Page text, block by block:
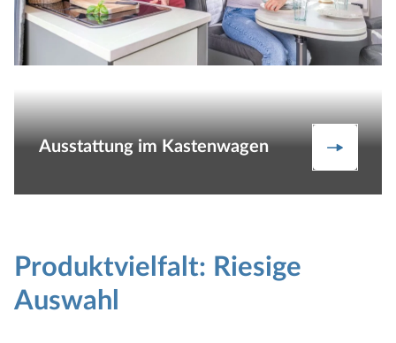
Ausstattung im Kastenwagen
Produktvielfalt: Riesige
Auswahl